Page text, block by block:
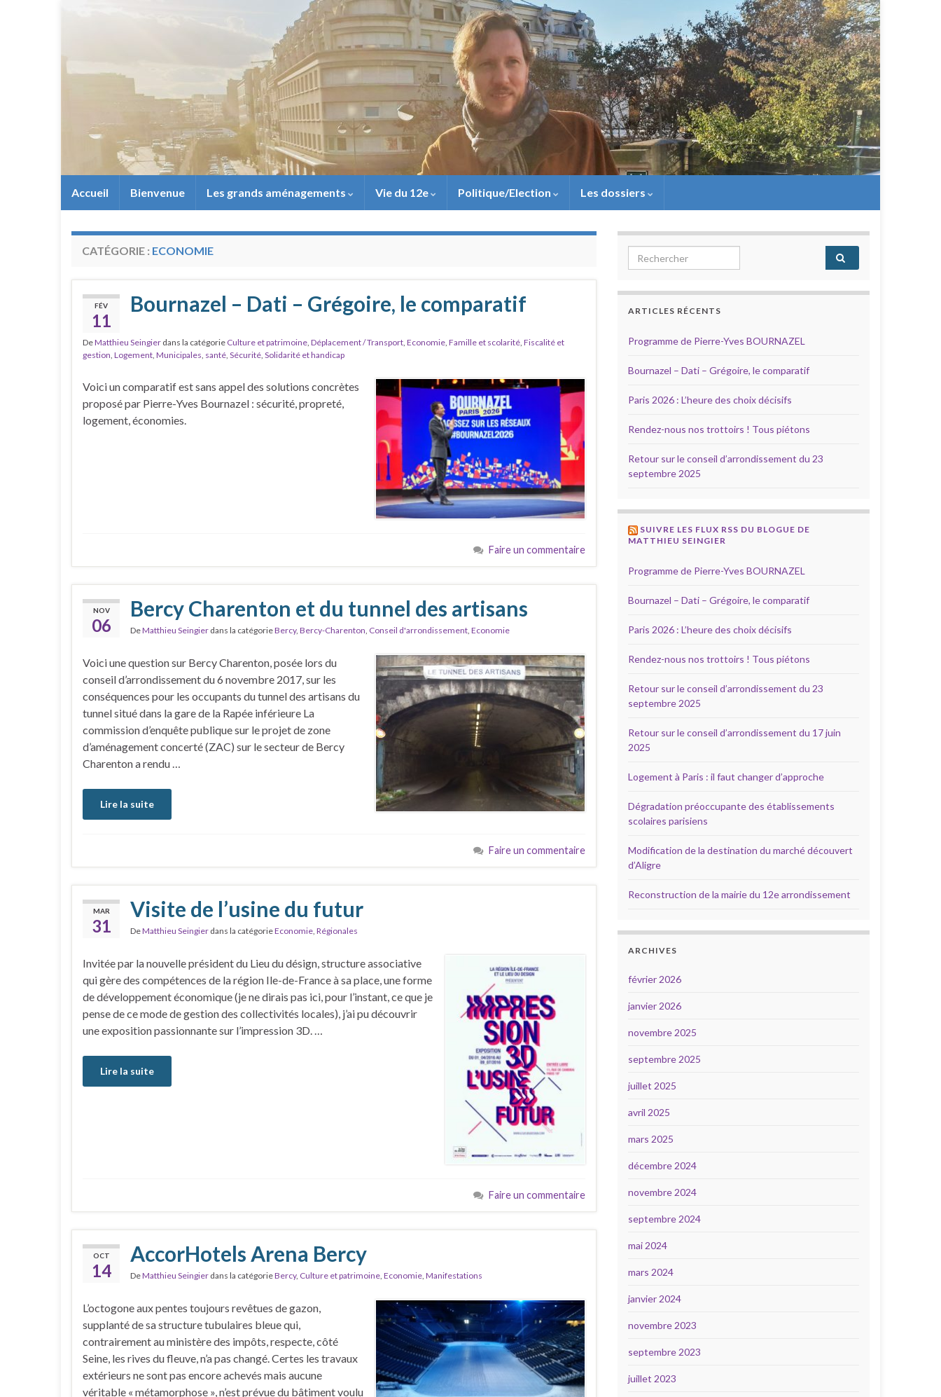
Accueil Bienvenue Les grands aménagements Vie du 12e Politique/Election Les dossiers
CATÉGORIE : ECONOMIE
FÉV
11
Bournazel – Dati – Grégoire, le comparatif
DeMatthieu Seingier dans la catégorie Culture et patrimoine, Déplacement / Transport, Economie, Famille et scolarité, Fiscalité et
gestion, Logement, Municipales, santé, Sécurité, Solidarité et handicap
Voici un comparatif est sans appel des solutions concrètes
proposé par Pierre-Yves Bournazel : sécurité, propreté,
logement, économies.
Faire un commentaire
NOV
06
Bercy Charenton et du tunnel des artisans
DeMatthieu Seingier dans la catégorieBercy, Bercy-Charenton Conseil d'arrondissement Economie
Voici une question sur Bercy Charenton, posée lors du
conseil d’arrondissement du 6 novembre 2017, sur les
conséquences pour les occupants du tunnel des artisans du
tunnel situé dans la gare de la Rapée inférieure La
commission d’enquête publique sur le projet de zone
d’aménagement concerté (ZAC) sur le secteur de Bercy
Charenton a rendu …
Lire la suite
Faire un commentaire
MAR
31
Visite de l’usine du futur
DeMatthieu Seingier dans la catégorieEconomie Régionales
Invitée par la nouvelle président du Lieu du désign, structure associative
qui gère des compétences de la région Ile-de-France à sa place, une forme
de développement économique (je ne dirais pas ici, pour l’instant, ce que je
pense de ce mode de gestion des collectivités locales), j’ai pu découvrir
une exposition passionnante sur l’impression 3D. …
Lire la suite
Faire un commentaire
OCT
14
AccorHotels Arena Bercy
DeMatthieu Seingier dans la catégorieBercy, Culture et patrimoine Economie Manifestations
L’octogone aux pentes toujours revêtues de gazon,
supplanté de sa structure tubulaires bleue qui,
contrairement au ministère des impôts, respecte, côté
Seine, les rives du fleuve, n’a pas changé. Certes les travaux
extérieurs ne sont pas encore achevés mais aucune
véritable « métamorphose », n’est prévue du bâtiment voulu
Search for:
ARTICLES RÉCENTS
Programme de Pierre-Yves BOURNAZEL
Bournazel – Dati – Grégoire, le comparatif
Paris 2026 : L’heure des choix décisifs
Rendez-nous nos trottoirs ! Tous piétons
Retour sur le conseil d’arrondissement du 23
septembre 2025
SUIVRE LES FLUX RSS DU BLOGUE DE
MATTHIEU SEINGIER
Programme de Pierre-Yves BOURNAZEL
Bournazel – Dati – Grégoire, le comparatif
Paris 2026 : L’heure des choix décisifs
Rendez-nous nos trottoirs ! Tous piétons
Retour sur le conseil d’arrondissement du 23
septembre 2025
Retour sur le conseil d’arrondissement du 17 juin
2025
Logement à Paris : il faut changer d’approche
Dégradation préoccupante des établissements
scolaires parisiens
Modification de la destination du marché découvert
d’Aligre
Reconstruction de la mairie du 12e arrondissement
ARCHIVES
février 2026
janvier 2026
novembre 2025
septembre 2025
juillet 2025
avril 2025
mars 2025
décembre 2024
novembre 2024
septembre 2024
mai 2024
mars 2024
janvier 2024
novembre 2023
septembre 2023
juillet 2023